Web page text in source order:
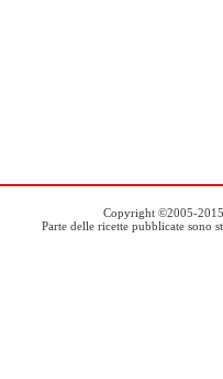
Copyright ©2005-
Parte delle ricette pubblicate sono